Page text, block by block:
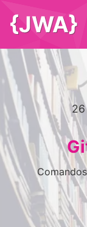
{JWA}
26